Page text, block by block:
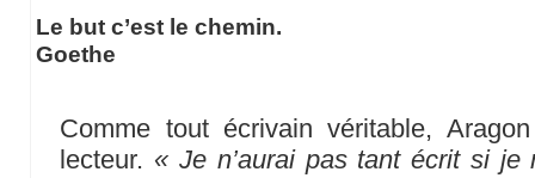
Le but c’est le chemin.
Goethe
Comme tout écrivain véritable,
lecteur. « Je n’aurai pas tant écrit si je